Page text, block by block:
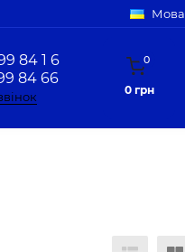
Мова
84 1 6
84 66
0
0 грн